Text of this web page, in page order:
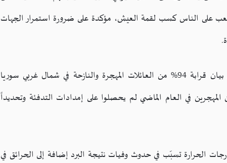
على الناس كسب لقمة العيش، مؤكدة على ضرورة استمرار الجهات
في سياق متصل، قال فريق “منسقو استجابة سوريا”، في بيان قرابة 94% من العائلات المهجرة والنازحة في شمال غربي سوريا
مواد التدفئة، مشيراً إلى أن 79 بالمئة من المهجرين في العام الماضي لم يحصلوا على إمدادات التدفئة وتحديداً
الحرارة تسبّب في حدوث وفيات نتيجة البرد إضافة إلى الحرائق في